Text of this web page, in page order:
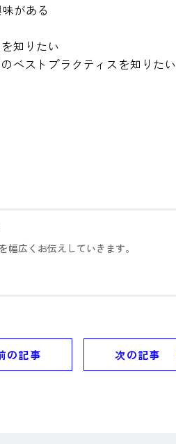
がある
知りたい
ベストプラクティスを知りたい
幅広くお伝えしていきます。
の記事 次の記事